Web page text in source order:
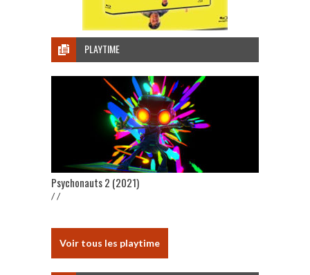
PLAYTIME
Psychonauts 2 (2021)
/ /
Voir tous les playtime